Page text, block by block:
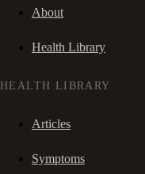
About
Health Library
HEALTH LIBRARY
Articles
Symptoms